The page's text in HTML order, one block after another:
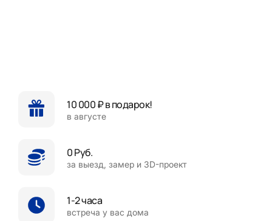
10 000 ₽ в подарок!
в августе
0 Руб.
за выезд, замер и 3D-проект
1-2 часа
встреча у вас дома